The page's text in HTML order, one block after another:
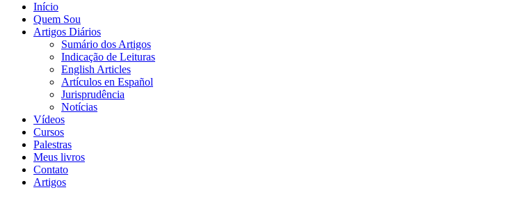
Início
Quem Sou
Artigos Diários
Sumário dos Artigos
Indicação de Leituras
English Articles
Artículos en Español
Jurisprudência
Notícias
Vídeos
Cursos
Palestras
Meus livros
Contato
Artigos